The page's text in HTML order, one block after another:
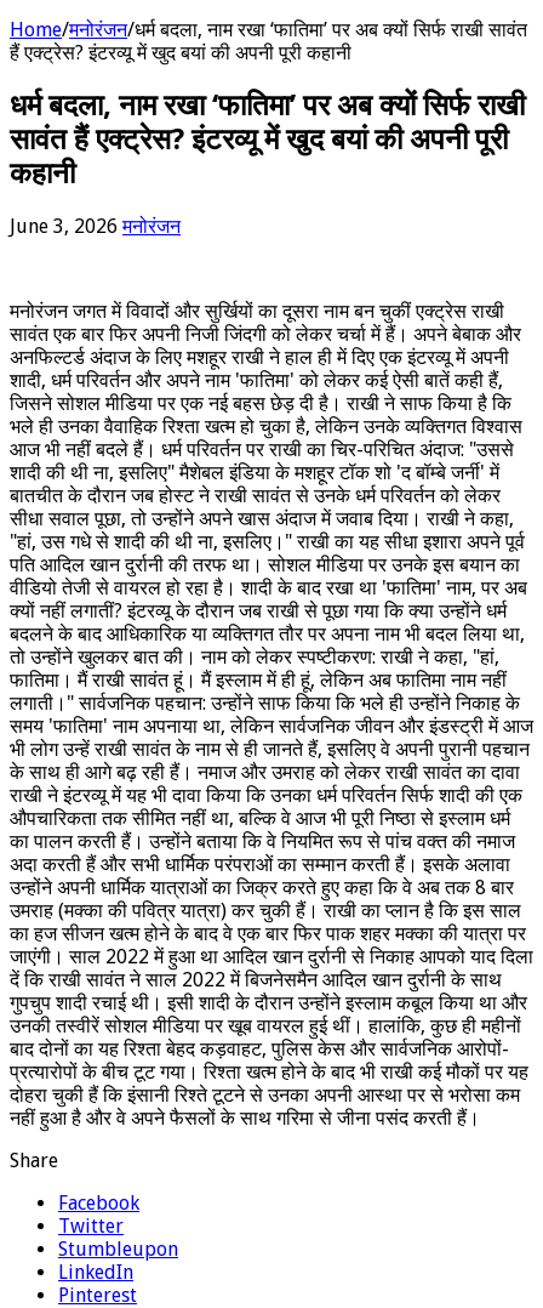
Home/मनोरंजन/धर्म बदला, नाम रखा ‘फातिमा’ पर अब क्यों सिर्फ राखी सावंत
हैं एक्ट्रेस? इंटरव्यू में खुद बयां की अपनी पूरी कहानी
धर्म बदला, नाम रखा ‘फातिमा’ पर अब क्यों सिर्फ राखी
सावंत हैं एक्ट्रेस? इंटरव्यू में खुद बयां की अपनी पूरी
कहानी
June 3, 2026 मनोरंजन
मनोरंजन जगत में विवादों और सुर्खियों का दूसरा नाम बन चुकीं एक्ट्रेस राखी
सावंत एक बार फिर अपनी निजी जिंदगी को लेकर चर्चा में हैं। अपने बेबाक और
अनफिल्टर्ड अंदाज के लिए मशहूर राखी ने हाल ही में दिए एक इंटरव्यू में अपनी
शादी, धर्म परिवर्तन और अपने नाम 'फातिमा' को लेकर कई ऐसी बातें कही हैं,
जिसने सोशल मीडिया पर एक नई बहस छेड़ दी है। राखी ने साफ किया है कि
भले ही उनका वैवाहिक रिश्ता खत्म हो चुका है, लेकिन उनके व्यक्तिगत विश्वास
आज भी नहीं बदले हैं। धर्म परिवर्तन पर राखी का चिर-परिचित अंदाज: "उससे
शादी की थी ना, इसलिए" मैशेबल इंडिया के मशहूर टॉक शो 'द बॉम्बे जर्नी' में
बातचीत के दौरान जब होस्ट ने राखी सावंत से उनके धर्म परिवर्तन को लेकर
सीधा सवाल पूछा, तो उन्होंने अपने खास अंदाज में जवाब दिया। राखी ने कहा,
"हां, उस गधे से शादी की थी ना, इसलिए।" राखी का यह सीधा इशारा अपने पूर्व
पति आदिल खान दुर्रानी की तरफ था। सोशल मीडिया पर उनके इस बयान का
वीडियो तेजी से वायरल हो रहा है। शादी के बाद रखा था 'फातिमा' नाम, पर अब
क्यों नहीं लगातीं? इंटरव्यू के दौरान जब राखी से पूछा गया कि क्या उन्होंने धर्म
बदलने के बाद आधिकारिक या व्यक्तिगत तौर पर अपना नाम भी बदल लिया था,
तो उन्होंने खुलकर बात की। नाम को लेकर स्पष्टीकरण: राखी ने कहा, "हां,
फातिमा। मैं राखी सावंत हूं। मैं इस्लाम में ही हूं, लेकिन अब फातिमा नाम नहीं
लगाती।" सार्वजनिक पहचान: उन्होंने साफ किया कि भले ही उन्होंने निकाह के
समय 'फातिमा' नाम अपनाया था, लेकिन सार्वजनिक जीवन और इंडस्ट्री में आज
भी लोग उन्हें राखी सावंत के नाम से ही जानते हैं, इसलिए वे अपनी पुरानी पहचान
के साथ ही आगे बढ़ रही हैं। नमाज और उमराह को लेकर राखी सावंत का दावा
राखी ने इंटरव्यू में यह भी दावा किया कि उनका धर्म परिवर्तन सिर्फ शादी की एक
औपचारिकता तक सीमित नहीं था, बल्कि वे आज भी पूरी निष्ठा से इस्लाम धर्म
का पालन करती हैं। उन्होंने बताया कि वे नियमित रूप से पांच वक्त की नमाज
अदा करती हैं और सभी धार्मिक परंपराओं का सम्मान करती हैं। इसके अलावा
उन्होंने अपनी धार्मिक यात्राओं का जिक्र करते हुए कहा कि वे अब तक 8 बार
उमराह (मक्का की पवित्र यात्रा) कर चुकी हैं। राखी का प्लान है कि इस साल
का हज सीजन खत्म होने के बाद वे एक बार फिर पाक शहर मक्का की यात्रा पर
जाएंगी। साल 2022 में हुआ था आदिल खान दुर्रानी से निकाह आपको याद दिला
दें कि राखी सावंत ने साल 2022 में बिजनेसमैन आदिल खान दुर्रानी के साथ
गुपचुप शादी रचाई थी। इसी शादी के दौरान उन्होंने इस्लाम कबूल किया था और
उनकी तस्वीरें सोशल मीडिया पर खूब वायरल हुई थीं। हालांकि, कुछ ही महीनों
बाद दोनों का यह रिश्ता बेहद कड़वाहट, पुलिस केस और सार्वजनिक आरोपों-
प्रत्यारोपों के बीच टूट गया। रिश्ता खत्म होने के बाद भी राखी कई मौकों पर यह
दोहरा चुकी हैं कि इंसानी रिश्ते टूटने से उनका अपनी आस्था पर से भरोसा कम
नहीं हुआ है और वे अपने फैसलों के साथ गरिमा से जीना पसंद करती हैं।
Share
Facebook
Twitter
Stumbleupon
LinkedIn
Pinterest